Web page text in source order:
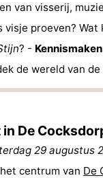
van visserij,
visje proeven?
? -
de wereld van
De
29 augustus
centrum van De